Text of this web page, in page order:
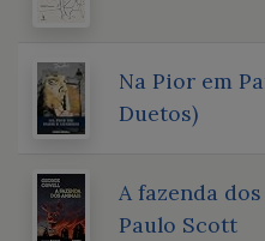
Na Pior em
Duetos)
A fazenda
Paulo Scott